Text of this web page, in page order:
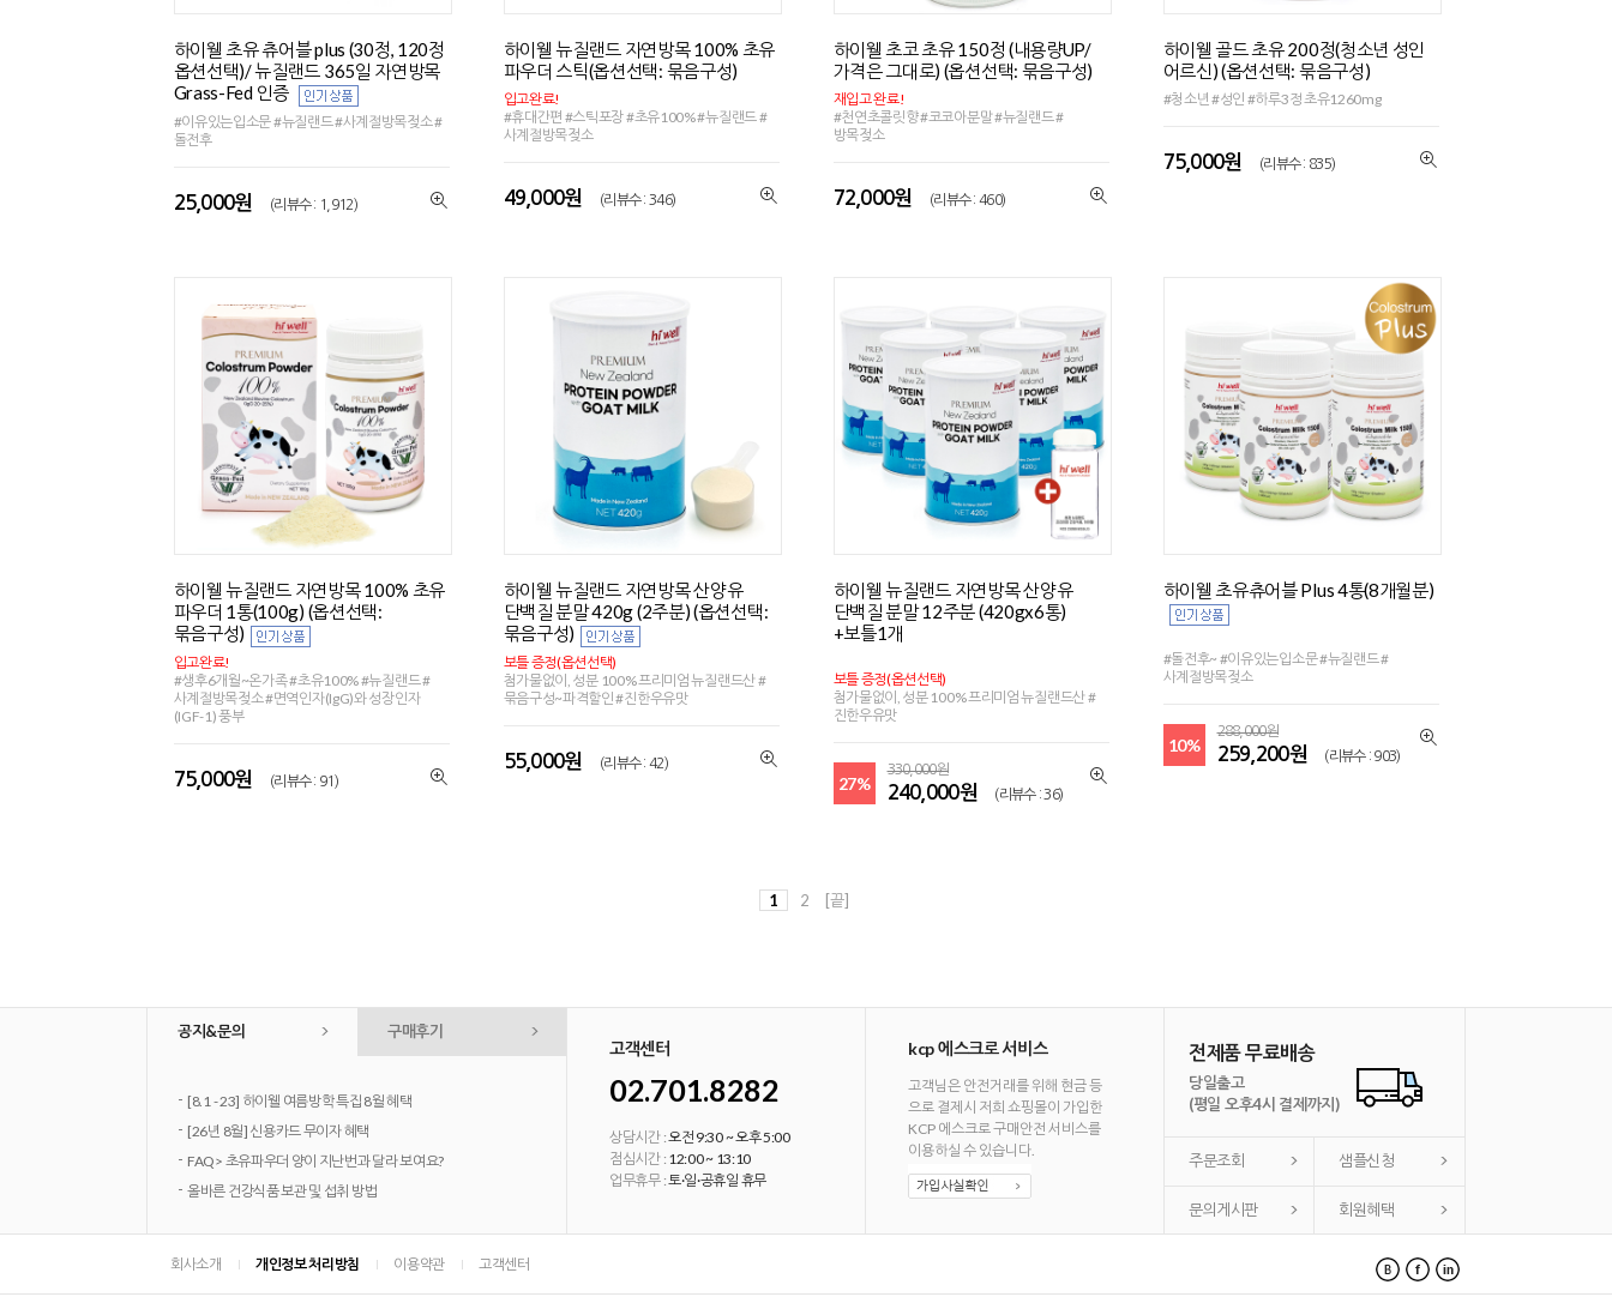
하이웰 초유 츄어블 plus (30정, 120정
옵션선택)/ 뉴질랜드 365일 자연방목
Grass-Fed 인증
#이유있는입소문 #뉴질랜드 #사계절방목젖소 #
돌전후
25,000원 (리뷰수 : 1,912)
하이웰 뉴질랜드 자연방목 100% 초유
파우더 스틱(옵션선택: 묶음구성)
입고완료!
#휴대간편 #스틱포장 #초유100% #뉴질랜드 #
사계절방목젖소
49,000원 (리뷰수 : 346)
하이웰 초코 초유 150정 (내용량UP/
가격은 그대로) (옵션선택: 묶음구성)
재입고 완료!
#천연초콜릿향 #코코아분말 #뉴질랜드 #
방목젖소
72,000원 (리뷰수 : 460)
하이웰 골드 초유 200정(청소년 성인
어르신) (옵션선택: 묶음구성)
#청소년 #성인 #하루3정 초유1260mg
75,000원 (리뷰수 : 835)
하이웰 뉴질랜드 자연방목 100% 초유
파우더 1통(100g) (옵션선택:
묶음구성)
입고완료!
#생후6개월~온가족 #초유100% #뉴질랜드 #
사계절방목젖소 #면역인자(IgG)와 성장인자
(IGF-1) 풍부
75,000원 (리뷰수 : 91)
하이웰 뉴질랜드 자연방목 산양유
단백질 분말 420g (2주분) (옵션선택:
묶음구성)
보틀 증정(옵션선택)
첨가물없이, 성분 100% 프리미엄 뉴질랜드산 #
묶음구성~파격할인 #진한우유맛
55,000원 (리뷰수 : 42)
하이웰 뉴질랜드 자연방목 산양유
단백질 분말 12주분 (420gx6통)
+보틀1개
보틀 증정(옵션선택)
첨가물없이, 성분 100% 프리미엄 뉴질랜드산 #
진한우유맛
27%
330,000원
240,000원 (리뷰수 : 36)
하이웰 초유츄어블 Plus 4통(8개월분)
#돌전후~ #이유있는입소문 #뉴질랜드 #
사계절방목젖소
10%
288,000원
259,200원 (리뷰수 : 903)
1 2 [끝]
공지&문의 구매후기
- [8.1 - 23] 하이웰 여름방학 특집 8월 혜택
- [26년 8월] 신용카드 무이자 혜택
- FAQ> 초유파우더 양이 지난번과 달라 보여요?
- 올바른 건강식품 보관 및 섭취 방법
고객센터
02.701.8282
상담시간 :오전 9:30 ~ 오후 5:00
점심시간 : 12:00 ~ 13:10
업무휴무 :토·일·공휴일 휴무
kcp 에스크로 서비스
고객님은 안전거래를 위해 현금 등
으로 결제시 저희 쇼핑몰이 가입한
KCP 에스크로 구매안전 서비스를
이용하실 수 있습니다.
전제품 무료배송
당일출고
(평일 오후4시 결제까지)
주문조회 샘플신청
문의게시판 회원혜택
회사소개 개인정보 처리방침 이용약관 고객센터